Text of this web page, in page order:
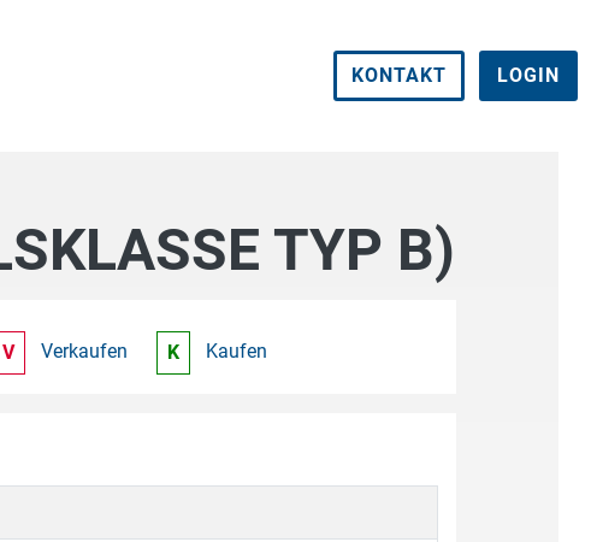
KONTAKT LOGIN
TYP B)
V Verkaufen K Kaufen